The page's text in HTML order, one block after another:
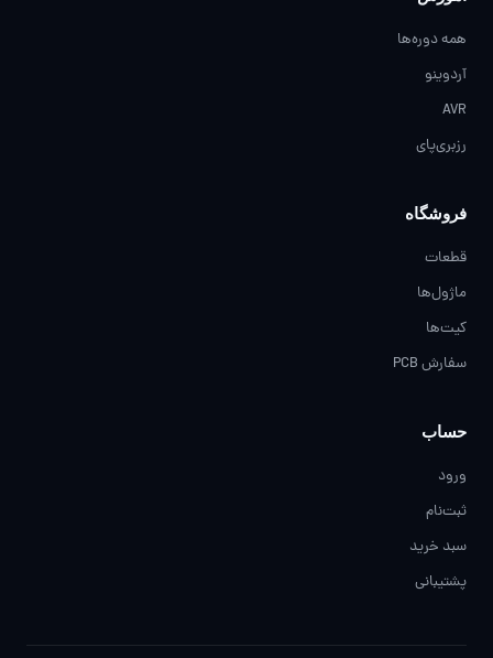
همه دوره‌ها
آردوینو
AVR
رزبری‌پای
فروشگاه
قطعات
ماژول‌ها
کیت‌ها
سفارش PCB
حساب
ورود
ثبت‌نام
سبد خرید
پشتیبانی